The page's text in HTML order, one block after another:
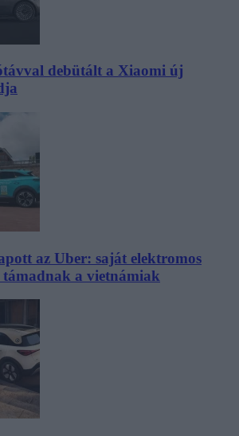
debütált a Xiaomi új
az Uber: saját elektromos
a vietnámiak